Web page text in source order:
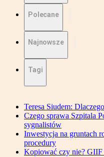
Polecane
Najnowsze
Tagi
Teresa Siudem:
Czego sprawa Szpitala
sygnalistów
Inwestycja na gruntach
procedury
Kopiować czy nie?